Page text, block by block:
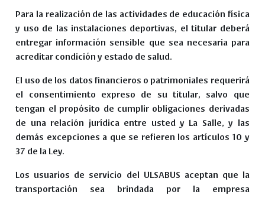
Para la realización de las actividades de educación física
y uso de las instalaciones deportivas, el titular deberá
entregar información sensible que sea necesaria para
acreditar condición y estado de salud.
El uso de los datos financieros o patrimoniales requerirá
el consentimiento expreso de su titular, salvo que
tengan el propósito de cumplir obligaciones derivadas
de una relación jurídica entre usted y La Salle, y las
demás excepciones a que se refieren los artículos 10 y
37 de la Ley.
Los usuarios de servicio del ULSABUS aceptan que la
transportación sea brindada por la empresa